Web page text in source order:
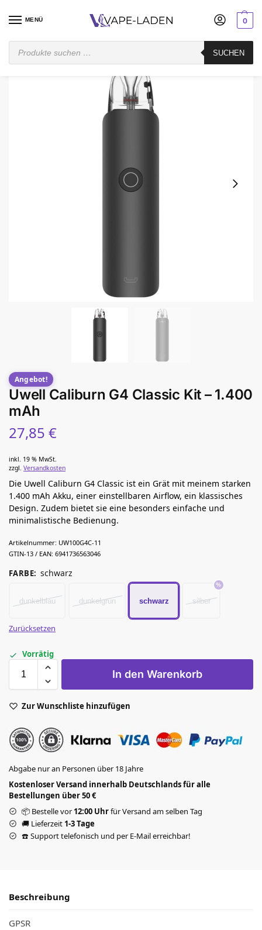
MENÜ
SUCHEN
0
Startseite / Pod System Uwell Caliburn G4 Classic Kit – 1.400 mAh
Angebot!
Uwell Caliburn G4 Classic Kit – 1.400
mAh
27,85 €
inkl. 19 % MwSt.
zzgl. Versandkosten
Die Uwell Caliburn G4 Classic ist ein Grät mit meinem starken
1.400 mAh Akku, einer einstellbaren Airflow, ein klassisches
Design. Zudem bietet sie eine besonders einfache und
minimalistische Bedienung.
Artikelnummer: UW100G4C-11
GTIN-13 / EAN: 6941736563046
FARBE: schwarz
dunkelblau dunkelgrün schwarz silber
Zurücksetzen
Vorrätig
In den Warenkorb
Zur Wunschliste hinzufügen
Abgabe nur an Personen über 18 Jahre
Kostenloser Versand innerhalb Deutschlands für alle
Bestellungen über 50 €
📦 Bestelle vor12:00 Uhrfür Versand am selben Tag
🚚 Lieferzeit 1-3 Tage
☎️ Support telefonisch und per E-Mail erreichbar!
Beschreibung
GPSR